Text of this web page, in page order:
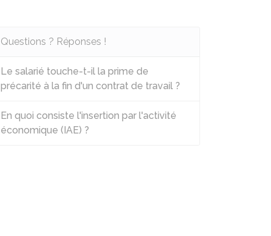
Questions ? Réponses !
Le salarié touche-t-il la prime de
précarité à la fin d'un contrat de travail ?
En quoi consiste l'insertion par l'activité
économique (IAE) ?